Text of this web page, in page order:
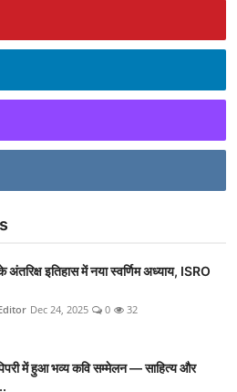
अंतरिक्ष इतिहास में नया स्वर्णिम अध्याय, ISRO
Dec 24, 2025 0 32
में हुआ भव्य कवि सम्मेलन — साहित्य और